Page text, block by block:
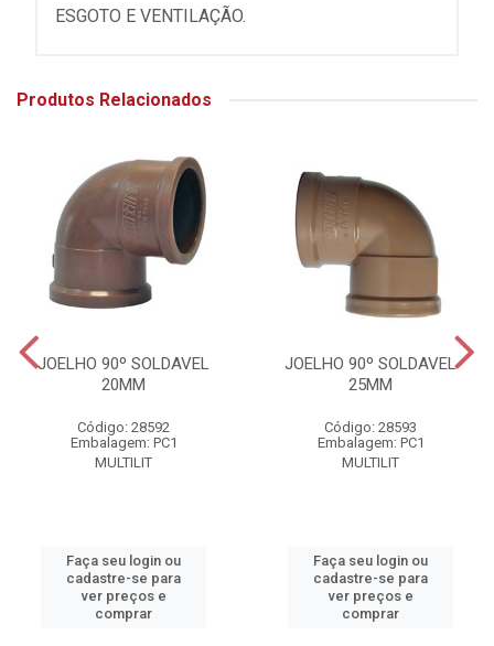
ESGOTO E VENTILAÇÃO.
Produtos Relacionados
JOELHO 90º SOLDAVEL
20MM
Código: 28592
Embalagem: PC1
MULTILIT
Faça seu login ou
cadastre-se para
ver preços e
comprar
JOELHO 90º SOLDAVEL
25MM
Código: 28593
Embalagem: PC1
MULTILIT
Faça seu login ou
cadastre-se para
ver preços e
comprar